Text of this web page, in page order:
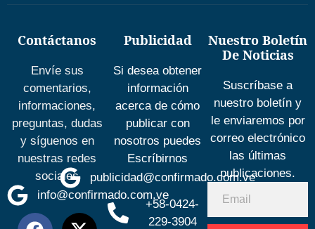
Contáctanos
Envíe sus
comentarios,
informaciones,
preguntas, dudas
y síguenos en
nuestras redes
sociales
info@confirmado.com.ve
Publicidad
Si desea obtener
información
acerca de cómo
publicar con
nosotros puedes
Escríbirnos
publicidad@confirmado.com.ve
+58-0424-
229-3904
Nuestro Boletín
De Noticias
Suscríbase a
nuestro boletín y
le enviaremos por
correo electrónico
las últimas
publicaciones.